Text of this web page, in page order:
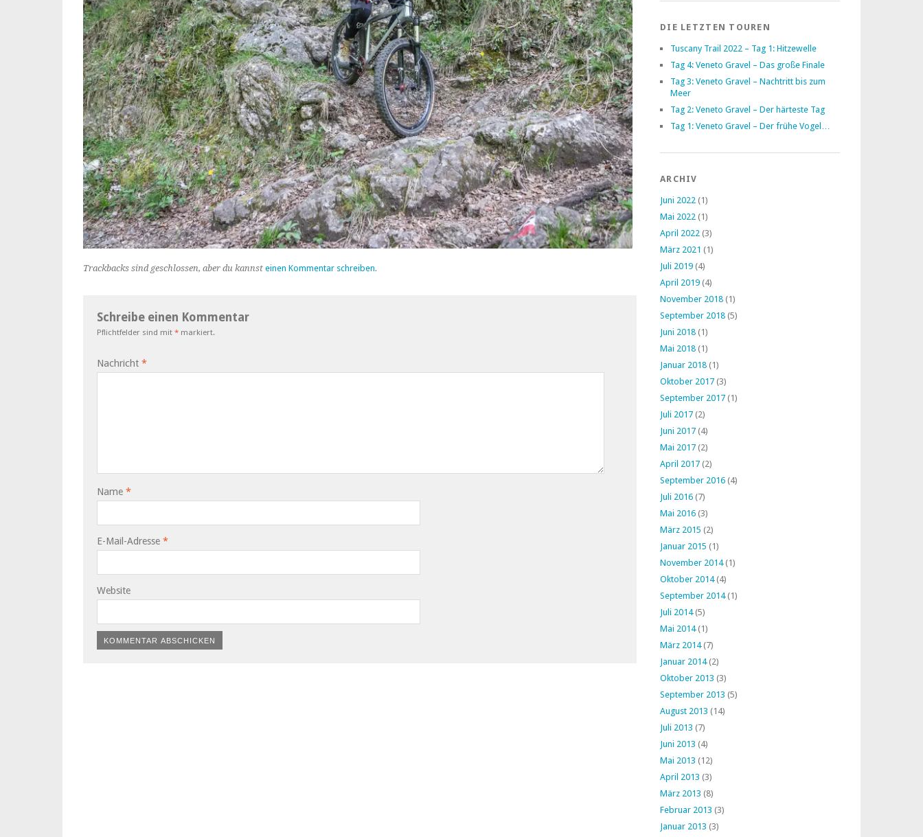
Trackbacks sind geschlossen, aber du kannst einen Kommentar schreiben.
Schreibe einen Kommentar
Pflichtfelder sind mit * markiert.
Nachricht *
Name *
E-Mail-Adresse *
Website
DIE LETZTEN TOUREN
Tuscany Trail 2022 – Tag 1: Hitzewelle
Tag 4: Veneto Gravel – Das große Finale
Tag 3: Veneto Gravel – Nachtritt bis zum
Meer
Tag 2: Veneto Gravel – Der härteste Tag
Tag 1: Veneto Gravel – Der frühe Vogel…
ARCHIV
Juni 2022 (1)
Mai 2022 (1)
April 2022 (3)
März 2021 (1)
Juli 2019 (4)
April 2019 (4)
November 2018 (1)
September 2018 (5)
Juni 2018 (1)
Mai 2018 (1)
Januar 2018 (1)
Oktober 2017 (3)
September 2017 (1)
Juli 2017 (2)
Juni 2017 (4)
Mai 2017 (2)
April 2017 (2)
September 2016 (4)
Juli 2016 (7)
Mai 2016 (3)
März 2015 (2)
Januar 2015 (1)
November 2014(1)
Oktober 2014(4)
September 2014(1)
Juli 2014(5)
Mai 2014(1)
März 2014(7)
Januar 2014(2)
Oktober 2013 (3)
September 2013 (5)
August 2013 (14)
Juli 2013 (7)
Juni 2013 (4)
Mai 2013 (12)
April 2013 (3)
März 2013 (8)
Februar 2013 (3)
Januar 2013 (3)